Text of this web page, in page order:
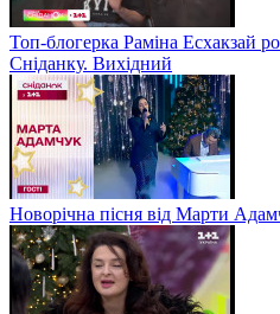
Топ-блогерка Раміна Есхакзай
Сніданку. Вихідний
Новорічна пісня від Марти